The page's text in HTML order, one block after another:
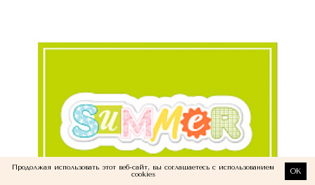
Продолжая использовать этот веб-сайт, вы соглашаетесь с использованием
cookies
OK